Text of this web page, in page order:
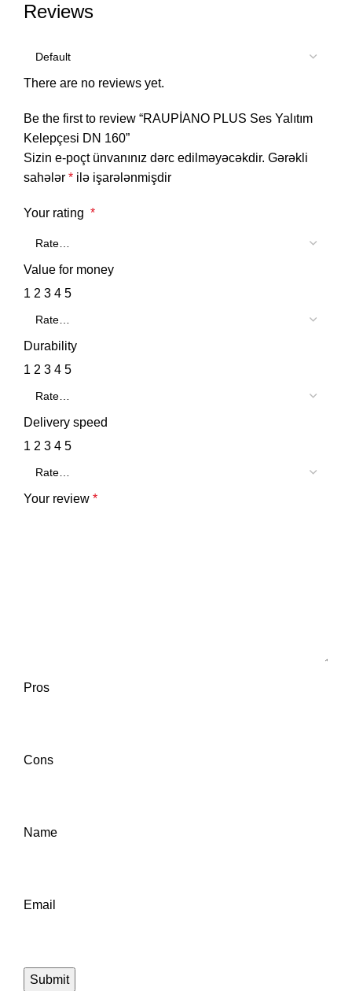
Reviews
There are no reviews yet.
Be the first to review “RAUPİANO PLUS Ses Yalıtım
Kelepçesi DN 160”
Sizin e-poçt ünvanınız dərc edilməyəcəkdir. Gərəkli
sahələr * ilə işarələnmişdir
Your rating *
Value for money
1 2 3 4 5
Durability
1 2 3 4 5
Delivery speed
1 2 3 4 5
Your review *
Pros
Cons
Name
Email